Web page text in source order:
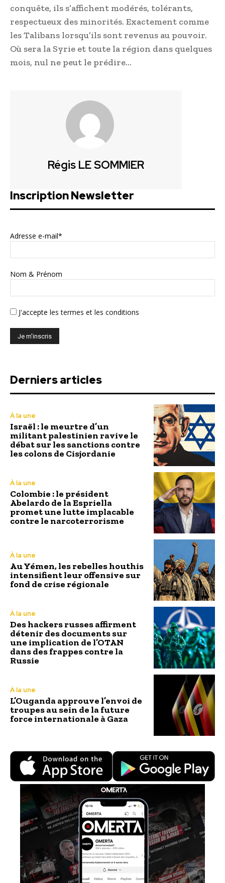
conquête, ils s’affichent modérés, tolérants,
respectueux des minorités. Exactement comme
les Talibans lorsqu’ils sont revenus au pouvoir.
Où sera la Syrie et toute la région dans quelques
mois, nul ne peut le prédire…
Régis LE SOMMIER
Inscription Newsletter
Adresse e-mail*
Nom & Prénom
J'accepte les termes et les conditions
Derniers articles
À la une
Israël : le meurtre d’un
militant palestinien ravive le
débat sur les sanctions contre
les colons de Cisjordanie
À la une
Colombie : le président
Abelardo de la Espriella
promet une lutte implacable
contre le narcoterrorisme
À la une
Au Yémen, les rebelles houthis
intensifient leur offensive sur
fond de crise régionale
À la une
Des hackers russes affirment
détenir des documents sur
une implication de l’OTAN
dans des frappes contre la
Russie
À la une
L’Ouganda approuve l’envoi de
troupes au sein de la future
force internationale à Gaza